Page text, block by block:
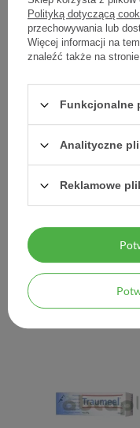
0,71 zł / szt.
Homaccord, krople,
43,30 zł
1,44 zł / szt.
Polityką dotyczącą
przechowywania lub
Więcej informacji na
znaleźć także na stronie
Funkcjonalne
Analityczne
Reklamowe